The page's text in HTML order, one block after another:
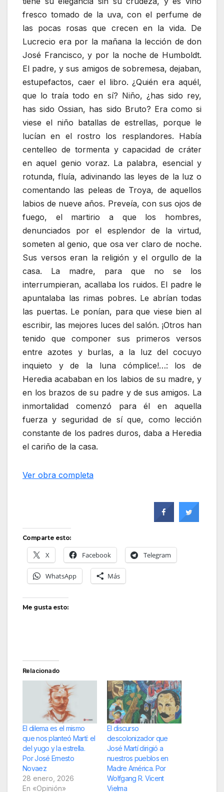
fresco tomado de la uva, con el perfume de
las pocas rosas que crecen en la vida. De
Lucrecio era por la mañana la lección de don
José Francisco, y por la noche de Humboldt.
El padre, y sus amigos de sobremesa, dejaban,
estupefactos, caer el libro. ¿Quién era aquél,
que lo traía todo en sí? Niño, ¿has sido rey,
has sido Ossian, has sido Bruto? Era como si
viese el niño batallas de estrellas, porque le
lucían en el rostro los resplandores. Había
centelleo de tormenta y capacidad de cráter
en aquel genio voraz. La palabra, esencial y
rotunda, fluía, adivinando las leyes de la luz o
comentando las peleas de Troya, de aquellos
labios de nueve años. Preveía, con sus ojos de
fuego, el martirio a que los hombres,
denunciados por el esplendor de la virtud,
someten al genio, que osa ver claro de noche.
Sus versos eran la religión y el orgullo de la
casa. La madre, para que no se los
interrumpieran, acallaba los ruidos. El padre le
apuntalaba las rimas pobres. Le abrían todas
las puertas. Le ponían, para que viese bien al
escribir, las mejores luces del salón. ¡Otros han
tenido que componer sus primeros versos
entre azotes y burlas, a la luz del cocuyo
inquieto y de la luna cómplice!…: los de
Heredia acababan en los labios de su madre, y
en los brazos de su padre y de sus amigos. La
inmortalidad comenzó para él en aquella
fuerza y seguridad de sí que, como lección
constante de los padres duros, daba a Heredia
el cariño de la casa.
Ver obra completa
Comparte esto:
X Facebook Telegram
WhatsApp Más
Me gusta esto:
Relacionado
El dilema es el mismo
que nos planteó Martí: el
del yugo y la estrella.
Por José Ernesto
Novaez
28 enero, 2026
En «Opinión»
El discurso
descolonizador que
José Martí dirigió a
nuestros pueblos en
Madre América. Por
Wolfgang R. Vicent
Vielma